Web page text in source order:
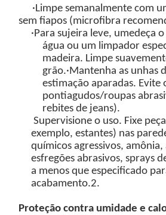
·Limpe semanalmente com
sem fiapos (microfibra
·Para sujeira leve, umedeça
água ou um limpador
madeira. Limpe
grão.·Mantenha as unhas
estimação aparadas. Evite
pontiagudos/roupas
rebites de jeans).
Supervisione o uso. Fixe
exemplo, estantes) nas
químicos agressivos, amônia,
esfregões abrasivos, sprays
a menos que especificado
acabamento.2.
Proteção contra umidade e